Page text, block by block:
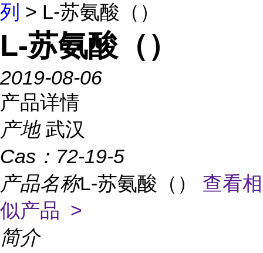
列 > L-苏氨酸（）
L-苏氨酸（）
2019-08-06
产品详情
产地 武汉
Cas： 72-19-5
产品名称L-苏氨酸（） 查看相
似产品 >
简介